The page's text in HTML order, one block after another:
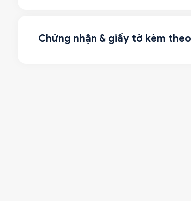
Chứng nhận & giấy tờ kèm theo